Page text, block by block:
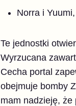
Norra i
Te jednostki
Wyrzucana
Cecha portal
obejmuje bomby
mam nadzieję, że